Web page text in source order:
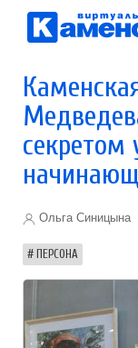
секретом
Ольга Синицына
ПЕРСОНА